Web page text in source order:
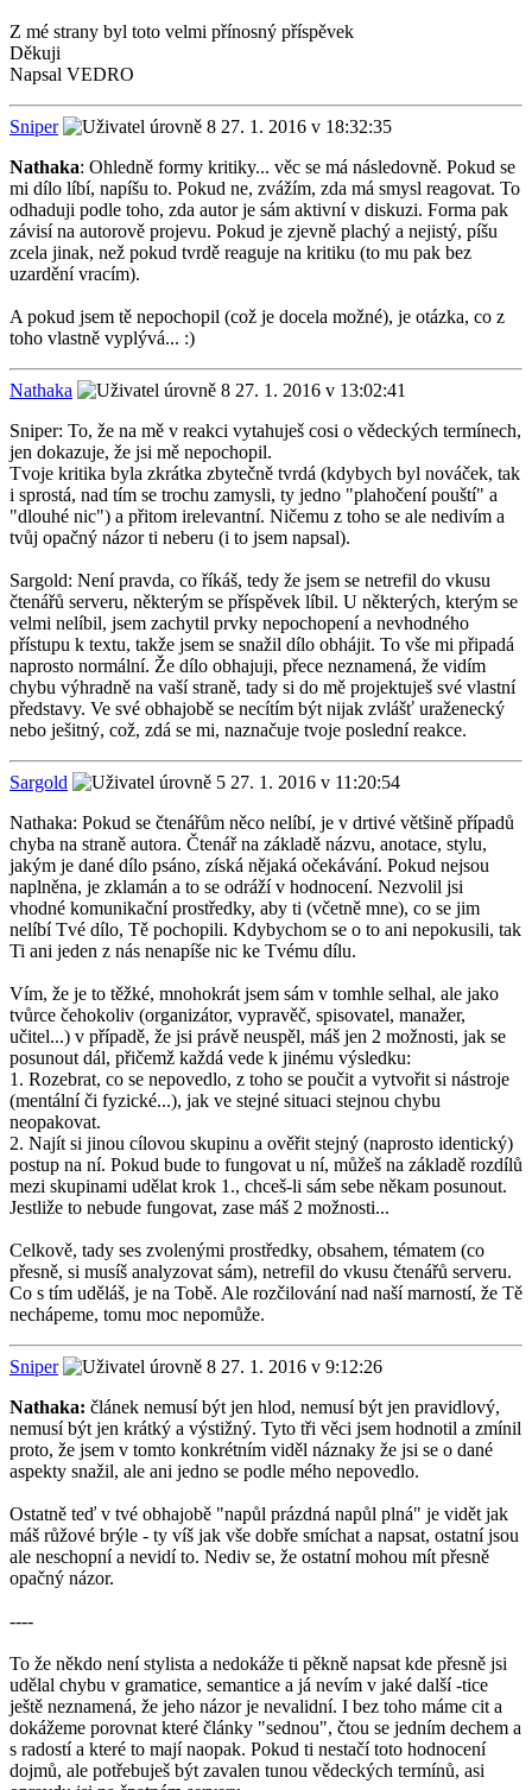
Z mé strany byl toto velmi přínosný příspěvek
Děkuji
Napsal VEDRO
Sniper
27. 1. 2016 v 18:32:35
Nathaka: Ohledně formy kritiky... věc se má následovně. Pokud se
mi dílo líbí, napíšu to. Pokud ne, zvážím, zda má smysl reagovat. To
odhaduji podle toho, zda autor je sám aktivní v diskuzi. Forma pak
závisí na autorově projevu. Pokud je zjevně plachý a nejistý, píšu
zcela jinak, než pokud tvrdě reaguje na kritiku (to mu pak bez
uzardění vracím).
A pokud jsem tě nepochopil (což je docela možné), je otázka, co z
toho vlastně vyplývá... :)
Nathaka
27. 1. 2016 v 13:02:41
Sniper: To, že na mě v reakci vytahuješ cosi o vědeckých termínech,
jen dokazuje, že jsi mě nepochopil.
Tvoje kritika byla zkrátka zbytečně tvrdá (kdybych byl nováček, tak
i sprostá, nad tím se trochu zamysli, ty jedno "plahočení pouští" a
"dlouhé nic") a přitom irelevantní. Ničemu z toho se ale nedivím a
tvůj opačný názor ti neberu (i to jsem napsal).
Sargold: Není pravda, co říkáš, tedy že jsem se netrefil do vkusu
čtenářů serveru, některým se příspěvek líbil. U některých, kterým se
velmi nelíbil, jsem zachytil prvky nepochopení a nevhodného
přístupu k textu, takže jsem se snažil dílo obhájit. To vše mi připadá
naprosto normální. Že dílo obhajuji, přece neznamená, že vidím
chybu výhradně na vaší straně, tady si do mě projektuješ své vlastní
představy. Ve své obhajobě se necítím být nijak zvlášť uraženecký
nebo ješitný, což, zdá se mi, naznačuje tvoje poslední reakce.
Sargold
27. 1. 2016 v 11:20:54
Nathaka: Pokud se čtenářům něco nelíbí, je v drtivé většině případů
chyba na straně autora. Čtenář na základě názvu, anotace, stylu,
jakým je dané dílo psáno, získá nějaká očekávání. Pokud nejsou
naplněna, je zklamán a to se odráží v hodnocení. Nezvolil jsi
vhodné komunikační prostředky, aby ti (včetně mne), co se jim
nelíbí Tvé dílo, Tě pochopili. Kdybychom se o to ani nepokusili, tak
Ti ani jeden z nás nenapíše nic ke Tvému dílu.
Vím, že je to těžké, mnohokrát jsem sám v tomhle selhal, ale jako
tvůrce čehokoliv (organizátor, vypravěč, spisovatel, manažer,
učitel...) v případě, že jsi právě neuspěl, máš jen 2 možnosti, jak se
posunout dál, přičemž každá vede k jinému výsledku:
1. Rozebrat, co se nepovedlo, z toho se poučit a vytvořit si nástroje
(mentální či fyzické...), jak ve stejné situaci stejnou chybu
neopakovat.
2. Najít si jinou cílovou skupinu a ověřit stejný (naprosto identický)
postup na ní. Pokud bude to fungovat u ní, můžeš na základě rozdílů
mezi skupinami udělat krok 1., chceš-li sám sebe někam posunout.
Jestliže to nebude fungovat, zase máš 2 možnosti...
Celkově, tady ses zvolenými prostředky, obsahem, tématem (co
přesně, si musíš analyzovat sám), netrefil do vkusu čtenářů serveru.
Co s tím uděláš, je na Tobě. Ale rozčilování nad naší marností, že Tě
nechápeme, tomu moc nepomůže.
Sniper
27. 1. 2016 v 9:12:26
Nathaka: článek nemusí být jen hlod, nemusí být jen pravidlový,
nemusí být jen krátký a výstižný. Tyto tři věci jsem hodnotil a zmínil
proto, že jsem v tomto konkrétním viděl náznaky že jsi se o dané
aspekty snažil, ale ani jedno se podle mého nepovedlo.
Ostatně teď v tvé obhajobě "napůl prázdná napůl plná" je vidět jak
máš růžové brýle - ty víš jak vše dobře smíchat a napsat, ostatní jsou
ale neschopní a nevidí to. Nediv se, že ostatní mohou mít přesně
opačný názor.
----
To že někdo není stylista a nedokáže ti pěkně napsat kde přesně jsi
udělal chybu v gramatice, semantice a já nevím v jaké další -tice
ještě neznamená, že jeho názor je nevalidní. I bez toho máme cit a
dokážeme porovnat které články "sednou", čtou se jedním dechem a
s radostí a které to mají naopak. Pokud ti nestačí toto hodnocení
dojmů, ale potřebuješ být zavalen tunou vědeckých termínů, asi